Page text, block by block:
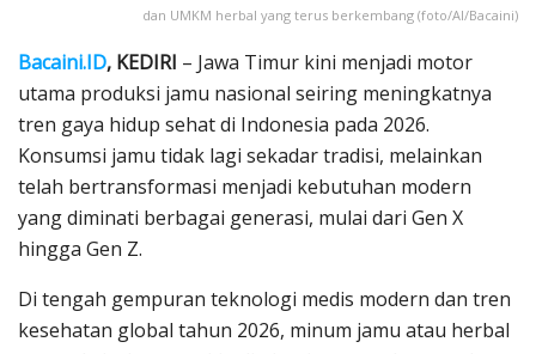
dan UMKM herbal yang terus berkembang (foto/AI/Bacaini)
Bacaini.ID, KEDIRI – Jawa Timur kini menjadi motor
utama produksi jamu nasional seiring meningkatnya
tren gaya hidup sehat di Indonesia pada 2026.
Konsumsi jamu tidak lagi sekadar tradisi, melainkan
telah bertransformasi menjadi kebutuhan modern
yang diminati berbagai generasi, mulai dari Gen X
hingga Gen Z.
Di tengah gempuran teknologi medis modern dan tren
kesehatan global tahun 2026, minum jamu atau herbal